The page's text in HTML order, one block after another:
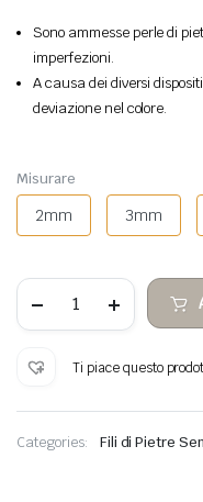
Sono ammesse perle di
imperfezioni.
A causa dei diversi
deviazione nel colore.
Misurare
2mm 3mm
malachite
Ti piace questo
Categories: Fili di Pietre